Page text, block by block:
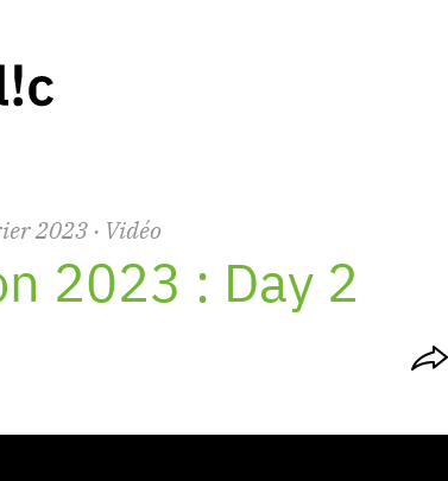
2023 · Vidéo
2023 : Day 2